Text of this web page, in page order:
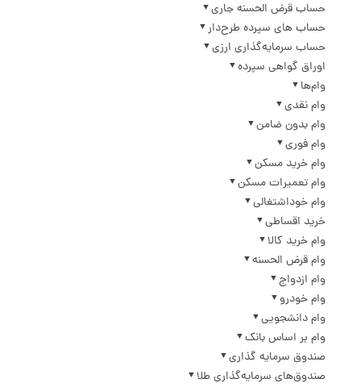
حساب قرض الحسنه جاری
حساب های سپرده طرح‌دار
حساب سرمایه‌گذاری ارزی
اوراق گواهی سپرده
وام‌ها
وام نقدی
وام بدون ضامن
وام فوری
وام خرید مسکن
وام تعمیرات مسکن
وام خوداشتغالی
خرید اقساطی
وام خرید کالا
وام قرض الحسنه
وام ازدواج
وام خودرو
وام دانشجویی
وام بر اساس بانک
صندوق سرمایه گذاری
صندوق‌های سرمایه‌گذاری طلا